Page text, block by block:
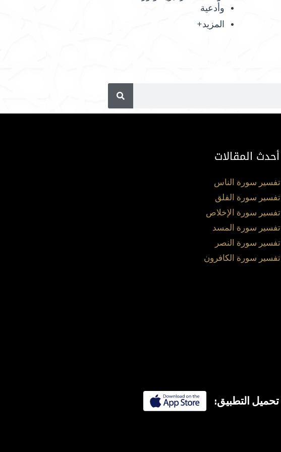
وأدعية
المزيد+
أحدث المقالات
تفسير سورة الناس
تفسير سورة الفلق
تفسير سورة الإخلاص
تفسير سورة المسد
تفسير سورة النصر
تفسير سورة الكافرون
تحميل التطبيق: